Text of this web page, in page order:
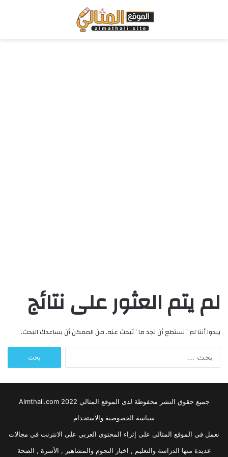
لم يتم العثور على نتائج
يبدوا أننا لم ’ نستطع أن نجد ما ’ تبحث عنه. من الممكن أن يساعدك البحث.
جميع حقوق النشر محفوظة لدى الموقع المثالي 2022 Almthali.com
سياسة الخصوصية والاستخدام
نعمل في الموقع المثالي على إثراء المحتوى العربي على الانترنت في مجالات
عديدة منها الدراسة والتعليم , اخبار النجوم والمشاهير , الأسرة , الصحة